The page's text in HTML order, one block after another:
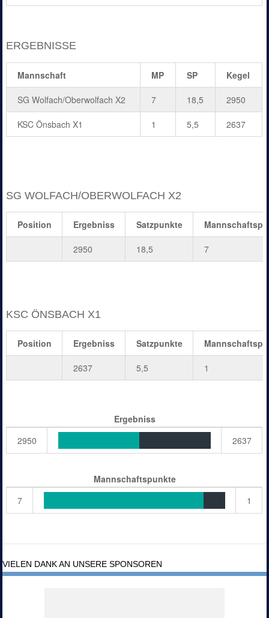
ERGEBNISSE
Mannschaft MP SP Kegel
SG Wolfach/Oberwolfach X2 7 18,5 2950
KSC Önsbach X1 1 5,5 2637
SG WOLFACH/OBERWOLFACH X2
Position Ergebniss Satzpunkte
2950 18,5 7
KSC ÖNSBACH X1
Position Ergebniss Satzpunkte
2637 5,5 1
Ergebniss
2950
2637
Mannschaftspunkte
7
1
VIELEN DANK AN UNSERE SPONSOREN